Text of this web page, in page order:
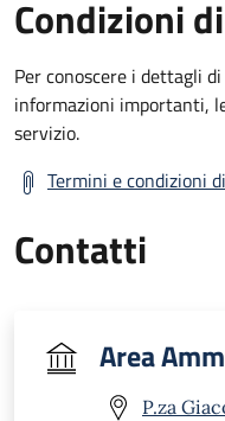
Condizioni
Per conoscere i dettagli
informazioni importanti,
servizio.
Termini e condizioni
Contatti
Area
P.za